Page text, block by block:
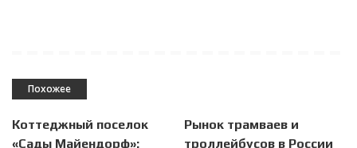
Похожее
Коттеджный поселок
«Сады Майендорф»:
Рынок трамваев и
троллейбусов в России